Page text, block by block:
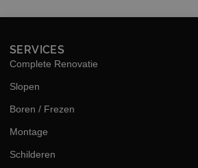
SERVICES
Complete Renovatie
Slopen
Boren / Frezen
Montage
Schilderen